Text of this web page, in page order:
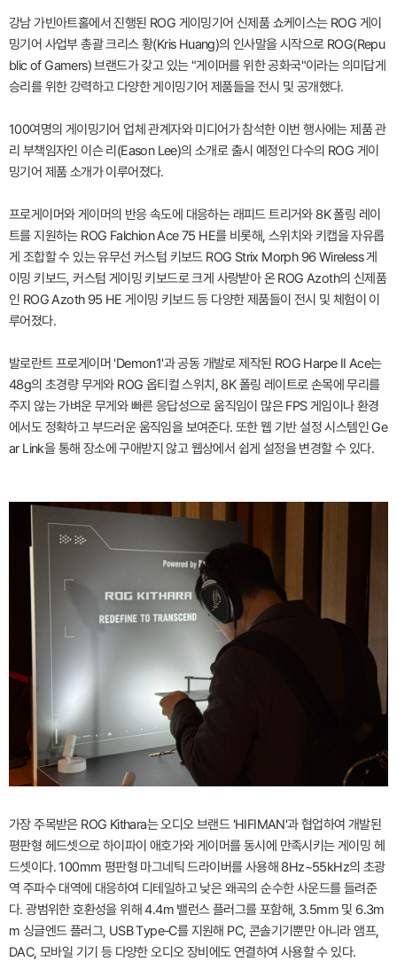
강남 가빈아트홀에서 진행된 ROG 게이밍기어 신제품 쇼케이스는 ROG 게이
밍기어 사업부 총괄 크리스 황(Kris Huang)의 인사말을 시작으로 ROG(Repu
blic of Gamers) 브랜드가 갖고 있는 "게이머를 위한 공화국"이라는 의미답게
승리를 위한 강력하고 다양한 게이밍기어 제품들을 전시 및 공개했다.
100여명의 게이밍기어 업체 관계자와 미디어가 참석한 이번 행사에는 제품 관
리 부책임자인 이슨 리(Eason Lee)의 소개로 출시 예정인 다수의 ROG 게이
밍기어 제품 소개가 이루어졌다.
프로게이머와 게이머의 반응 속도에 대응하는 래피드 트리거와 8K 폴링 레이
트를 지원하는 ROG Falchion Ace 75 HE를 비롯해, 스위치와 키캡을 자유롭
게 조합할 수 있는 유무선 커스텀 키보드 ROG Strix Morph 96 Wireless 게
이밍 키보드, 커스텀 게이밍 키보드로 크게 사랑받아 온 ROG Azoth의 신제품
인 ROG Azoth 95 HE 게이밍 키보드 등 다양한 제품들이 전시 및 체험이 이
루어졌다.
발로란트 프로게이머 'Demon1'과 공동 개발로 제작된 ROG Harpe II Ace는
48g의 초경량 무게와 ROG 옵티컬 스위치, 8K 폴링 레이트로 손목에 무리를
주지 않는 가벼운 무게와 빠른 응답성으로 움직임이 많은 FPS 게임이나 환경
에서도 정확하고 부드러운 움직임을 보여준다. 또한 웹 기반 설정 시스템인 Ge
ar Link을 통해 장소에 구애받지 않고 웹상에서 쉽게 설정을 변경할 수 있다.
가장 주목받은 ROG Kithara는 오디오 브랜드 'HIFIMAN'과 협업하여 개발된
평판형 헤드셋으로 하이파이 애호가와 게이머를 동시에 만족시키는 게이밍 헤
드셋이다. 100mm 평판형 마그네틱 드라이버를 사용해 8Hz~55kHz의 초광
역 주파수 대역에 대응하여 디테일하고 낮은 왜곡의 순수한 사운드를 들려준
다. 광범위한 호환성을 위해 4.4m 밸런스 플러그를 포함해, 3.5mm 및 6.3m
m 싱글엔드 플러그, USB Type-C를 지원해 PC, 콘솔기기뿐만 아니라 앰프,
DAC, 모바일 기기 등 다양한 오디오 장비에도 연결하여 사용할 수 있다.